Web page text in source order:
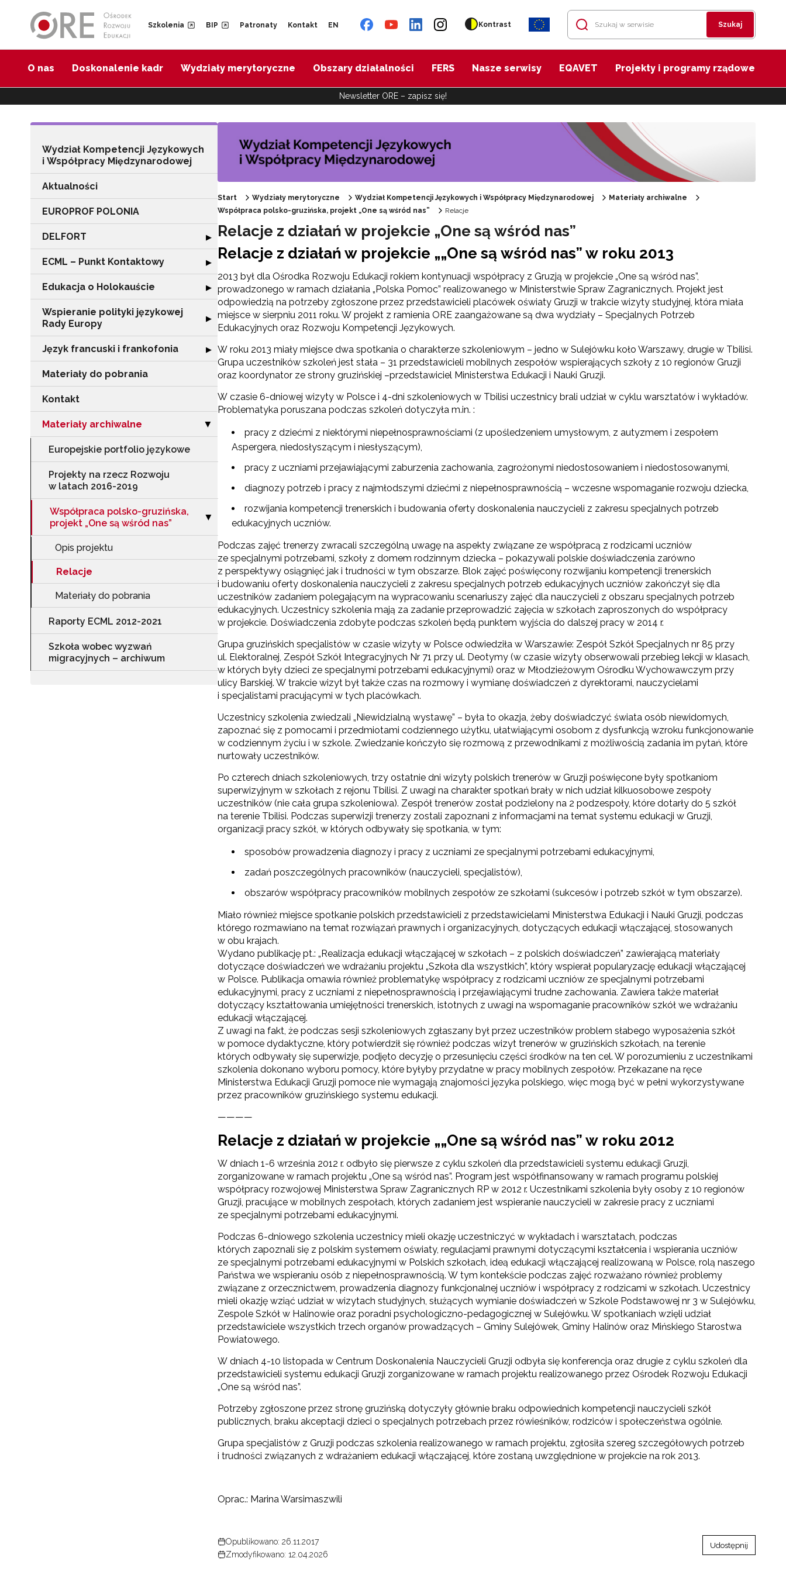
Szkolenia BIP Patronaty Kontakt EN Kontrast Szukaj
O nas Doskonalenie kadr Wydziały merytoryczne Obszary działalności FERS Nasze serwisy EQAVET Projekty i programy rządowe
Newsletter ORE – zapisz się!
Wydział Kompetencji Językowych
i Współpracy Międzynarodowej
Aktualności
EUROPROF POLONIA
DELFORT Rozwiń sekcję "DELFORT"
▶
ECML – Punkt Kontaktowy Rozwiń sekcję "ECML – Punkt Kontaktowy"
▶
Edukacja o Holokauście Rozwiń sekcję "Edukacja o Holokauście"
▶
Wspieranie polityki językowej
Rady Europy
Rozwiń sekcję "Wspieranie polityki językowej Rady Europy"
▶
Język francuski i frankofonia Rozwiń sekcję "Język francuski i frankofonia"
▶
Materiały do pobrania
Kontakt
Materiały archiwalne Zwiń sekcję "Materiały archiwalne"
▶
Europejskie portfolio językowe
Projekty na rzecz Rozwoju
w latach 2016-2019
Współpraca polsko-gruzińska,
projekt „One są wśród nas”
Zwiń sekcję "Współpraca polsko-gruzińska, projekt „One są wśród nas”"
▶
Opis projektu
Relacje
Materiały do pobrania
Raporty ECML 2012-2021
Szkoła wobec wyzwań
migracyjnych – archiwum
Start Wydziały merytoryczne Wydział Kompetencji Językowych i Współpracy Międzynarodowej
Materiały archiwalne
Współpraca polsko-gruzińska, projekt „One są wśród nas”
Relacje
Relacje z działań w projekcie „One są wśród nas”
Relacje z działań w projekcie „„One są wśród nas” w roku 2013
2013 był dla Ośrodka Rozwoju Edukacji rokiem kontynuacji współpracy z Gruzją w projekcie „One są wśród nas”,
prowadzonego w ramach działania „Polska Pomoc” realizowanego w Ministerstwie Spraw Zagranicznych. Projekt jest
odpowiedzią na potrzeby zgłoszone przez przedstawicieli placówek oświaty Gruzji w trakcie wizyty studyjnej, która miała
miejsce w sierpniu 2011 roku. W projekt z ramienia ORE zaangażowane są dwa wydziały – Specjalnych Potrzeb
Edukacyjnych oraz Rozwoju Kompetencji Językowych.
W roku 2013 miały miejsce dwa spotkania o charakterze szkoleniowym – jedno w Sulejówku koło Warszawy, drugie w Tbilisi.
Grupa uczestników szkoleń jest stała – 31 przedstawicieli mobilnych zespołów wspierających szkoły z 10 regionów Gruzji
oraz koordynator ze strony gruzińskiej –przedstawiciel Ministerstwa Edukacji i Nauki Gruzji.
W czasie 6-dniowej wizyty w Polsce i 4-dni szkoleniowych w Tbilisi uczestnicy brali udział w cyklu warsztatów i wykładów.
Problematyka poruszana podczas szkoleń dotyczyła m.in. :
pracy z dziećmi z niektórymi niepełnosprawnościami (z upośledzeniem umysłowym, z autyzmem i zespołem
Aspergera, niedosłyszącym i niesłyszącym),
pracy z uczniami przejawiającymi zaburzenia zachowania, zagrożonymi niedostosowaniem i niedostosowanymi,
diagnozy potrzeb i pracy z najmłodszymi dziećmi z niepełnosprawnością – wczesne wspomaganie rozwoju dziecka,
rozwijania kompetencji trenerskich i budowania oferty doskonalenia nauczycieli z zakresu specjalnych potrzeb
edukacyjnych uczniów.
Podczas zajęć trenerzy zwracali szczególną uwagę na aspekty związane ze współpracą z rodzicami uczniów
ze specjalnymi potrzebami, szkoły z domem rodzinnym dziecka – pokazywali polskie doświadczenia zarówno
z perspektywy osiągnięć jak i trudności w tym obszarze. Blok zajęć poświęcony rozwijaniu kompetencji trenerskich
i budowaniu oferty doskonalenia nauczycieli z zakresu specjalnych potrzeb edukacyjnych uczniów zakończył się dla
uczestników zadaniem polegającym na wypracowaniu scenariuszy zajęć dla nauczycieli z obszaru specjalnych potrzeb
edukacyjnych. Uczestnicy szkolenia mają za zadanie przeprowadzić zajęcia w szkołach zaproszonych do współpracy
w projekcie. Doświadczenia zdobyte podczas szkoleń będą punktem wyjścia do dalszej pracy w 2014 r.
Grupa gruzińskich specjalistów w czasie wizyty w Polsce odwiedziła w Warszawie: Zespół Szkół Specjalnych nr 85 przy
ul. Elektoralnej, Zespół Szkół Integracyjnych Nr 71 przy ul. Deotymy (w czasie wizyty obserwowali przebieg lekcji w klasach,
w których były dzieci ze specjalnymi potrzebami edukacyjnymi) oraz w Młodzieżowym Ośrodku Wychowawczym przy
ulicy Barskiej. W trakcie wizyt był także czas na rozmowy i wymianę doświadczeń z dyrektorami, nauczycielami
i specjalistami pracującymi w tych placówkach.
Uczestnicy szkolenia zwiedzali „Niewidzialną wystawę” – była to okazja, żeby doświadczyć świata osób niewidomych,
zapoznać się z pomocami i przedmiotami codziennego użytku, ułatwiającymi osobom z dysfunkcją wzroku funkcjonowanie
w codziennym życiu i w szkole. Zwiedzanie kończyło się rozmową z przewodnikami z możliwością zadania im pytań, które
nurtowały uczestników.
Po czterech dniach szkoleniowych, trzy ostatnie dni wizyty polskich trenerów w Gruzji poświęcone były spotkaniom
superwizyjnym w szkołach z rejonu Tbilisi. Z uwagi na charakter spotkań brały w nich udział kilkuosobowe zespoły
uczestników (nie cała grupa szkoleniowa). Zespół trenerów został podzielony na 2 podzespoły, które dotarły do 5 szkół
na terenie Tbilisi. Podczas superwizji trenerzy zostali zapoznani z informacjami na temat systemu edukacji w Gruzji,
organizacji pracy szkół, w których odbywały się spotkania, w tym:
sposobów prowadzenia diagnozy i pracy z uczniami ze specjalnymi potrzebami edukacyjnymi,
zadań poszczególnych pracowników (nauczycieli, specjalistów),
obszarów współpracy pracowników mobilnych zespołów ze szkołami (sukcesów i potrzeb szkół w tym obszarze).
Miało również miejsce spotkanie polskich przedstawicieli z przedstawicielami Ministerstwa Edukacji i Nauki Gruzji, podczas
którego rozmawiano na temat rozwiązań prawnych i organizacyjnych, dotyczących edukacji włączającej, stosowanych
w obu krajach.
Wydano publikację pt.: „Realizacja edukacji włączającej w szkołach – z polskich doświadczeń” zawierającą materiały
dotyczące doświadczeń we wdrażaniu projektu „Szkoła dla wszystkich”, który wspierał popularyzację edukacji włączającej
w Polsce. Publikacja omawia również problematykę współpracy z rodzicami uczniów ze specjalnymi potrzebami
edukacyjnymi, pracy z uczniami z niepełnosprawnością i przejawiającymi trudne zachowania. Zawiera także materiał
dotyczący kształtowania umiejętności trenerskich, istotnych z uwagi na wspomaganie pracowników szkół we wdrażaniu
edukacji włączającej.
Z uwagi na fakt, że podczas sesji szkoleniowych zgłaszany był przez uczestników problem słabego wyposażenia szkół
w pomoce dydaktyczne, który potwierdził się również podczas wizyt trenerów w gruzińskich szkołach, na terenie
których odbywały się superwizje, podjęto decyzję o przesunięciu części środków na ten cel. W porozumieniu z uczestnikami
szkolenia dokonano wyboru pomocy, które byłyby przydatne w pracy mobilnych zespołów. Przekazane na ręce
Ministerstwa Edukacji Gruzji pomoce nie wymagają znajomości języka polskiego, więc mogą być w pełni wykorzystywane
przez pracowników gruzińskiego systemu edukacji.
————
Relacje z działań w projekcie „„One są wśród nas” w roku 2012
W dniach 1-6 września 2012 r. odbyło się pierwsze z cyklu szkoleń dla przedstawicieli systemu edukacji Gruzji,
zorganizowane w ramach projektu „One są wśród nas”. Program jest współfinansowany w ramach programu polskiej
współpracy rozwojowej Ministerstwa Spraw Zagranicznych RP w 2012 r. Uczestnikami szkolenia były osoby z 10 regionów
Gruzji, pracujące w mobilnych zespołach, których zadaniem jest wspieranie nauczycieli w zakresie pracy z uczniami
ze specjalnymi potrzebami edukacyjnymi.
Podczas 6-dniowego szkolenia uczestnicy mieli okazję uczestniczyć w wykładach i warsztatach, podczas
których zapoznali się z polskim systemem oświaty, regulacjami prawnymi dotyczącymi kształcenia i wspierania uczniów
ze specjalnymi potrzebami edukacyjnymi w Polskich szkołach, ideą edukacji włączającej realizowaną w Polsce, rolą naszego
Państwa we wspieraniu osób z niepełnosprawnością. W tym kontekście podczas zajęć rozważano również problemy
związane z orzecznictwem, prowadzenia diagnozy funkcjonalnej uczniów i współpracy z rodzicami w szkołach. Uczestnicy
mieli okazję wziąć udział w wizytach studyjnych, służących wymianie doświadczeń w Szkole Podstawowej nr 3 w Sulejówku,
Zespole Szkół w Halinowie oraz poradni psychologiczno-pedagogicznej w Sulejówku. W spotkaniach wzięli udział
przedstawiciele wszystkich trzech organów prowadzących – Gminy Sulejówek, Gminy Halinów oraz Mińskiego Starostwa
Powiatowego.
W dniach 4-10 listopada w Centrum Doskonalenia Nauczycieli Gruzji odbyła się konferencja oraz drugie z cyklu szkoleń dla
przedstawicieli systemu edukacji Gruzji zorganizowane w ramach projektu realizowanego przez Ośrodek Rozwoju Edukacji
„One są wśród nas”.
Potrzeby zgłoszone przez stronę gruzińską dotyczyły głównie braku odpowiednich kompetencji nauczycieli szkół
publicznych, braku akceptacji dzieci o specjalnych potrzebach przez rówieśników, rodziców i społeczeństwa ogólnie.
Grupa specjalistów z Gruzji podczas szkolenia realizowanego w ramach projektu, zgłosiła szereg szczegółowych potrzeb
i trudności związanych z wdrażaniem edukacji włączającej, które zostaną uwzględnione w projekcie na rok 2013.
Oprac.: Marina Warsimaszwili
Opublikowano: 26.11.2017
Zmodyfikowano: 12.04.2026
Udostępnij
Newsletter ORE
Zapisz się i bądź na bieżąco z najnowszymi informacjami
o szkoleniach i programach.
Adres e-mail:
Wyrażam zgodę na przetwarzanie moich danych osobowych przez ORE w
celach marketingowych.
Zapisuję się